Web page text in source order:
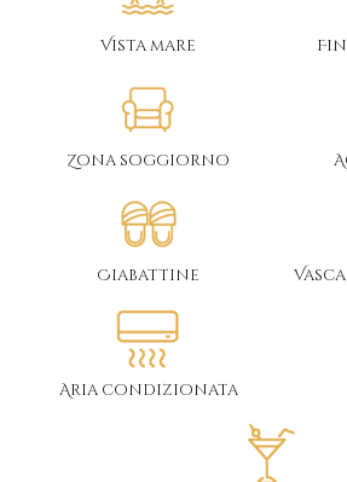
Vista mare
Zona soggiorno
Ciabattine
Aria condizionata